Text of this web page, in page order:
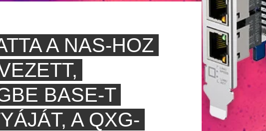
A NAS-HOZ
BASE-T
A QXG-